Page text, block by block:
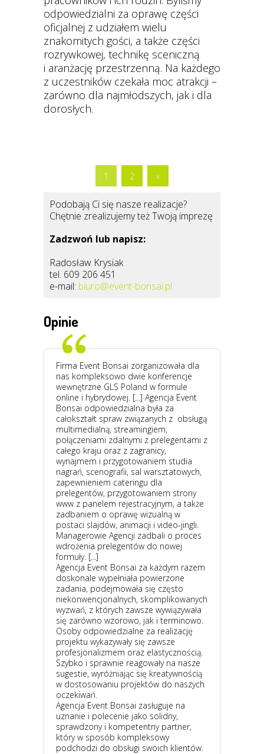
odpowiedzialni za oprawę części
oficjalnej z udziałem wielu
znakomitych gości, a także części
rozrywkowej, technikę sceniczną
i aranżację przestrzenną. Na każdego
z uczestników czekała moc atrakcji –
zarówno dla najmłodszych, jak i dla
dorosłych.
1 2 »
Podobają Ci się nasze realizacje?
Chętnie zrealizujemy też Twoją imprezę
Zadzwoń lub napisz:
Radosław Krysiak
tel. 609 206 451
e-mail: biuro@event-bonsai.pl
Opinie
Firma Event Bonsai zorganizowała dla
nas kompleksowo dwie konferencje
wewnętrzne GLS Poland w formule
online i hybrydowej. [...] Agencja Event
Bonsai odpowiedzialna była za
całokształt spraw związanych z obsługą
multimedialną, streamingiem,
połączeniami zdalnymi z prelegentami z
całego kraju oraz z zagranicy,
wynajmem i przygotowaniem studia
nagrań, scenografii, sal warsztatowych,
zapewnieniem cateringu dla
prelegentów, przygotowaniem strony
www z panelem rejestracyjnym, a także
zadbaniem o oprawę wizualną w
postaci slajdów, animacji i video-jingli.
Managerowie Agencji zadbali o proces
wdrożenia prelegentów do nowej
formuły. [...]
Agencja Event Bonsai za każdym razem
doskonale wypełniała powierzone
zadania, podejmowała się często
niekonwencjonalnych, skomplikowanych
wyzwań, z których zawsze wywiązywała
się zarówno wzorowo, jak i terminowo.
Osoby odpowiedzialne za realizację
projektu wykazywały się zawsze
profesjonalizmem oraz elastycznością.
Szybko i sprawnie reagowały na nasze
sugestie, wyróżniając się kreatywnością
w dostosowaniu projektów do naszych
oczekiwań.
Agencja Event Bonsai zasługuje na
uznanie i polecenie jako solidny,
sprawdzony i kompetentny partner,
który w sposób kompleksowy
podchodzi do obsługi swoich klientów.